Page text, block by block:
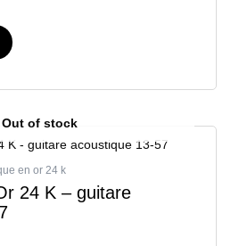
Out of stock
en or 24 k
24 K – guitare